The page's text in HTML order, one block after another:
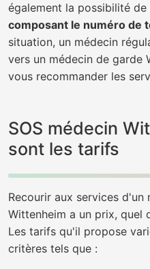
également la possibilité de
composant le numéro de
situation, un médecin
vers un médecin de garde
vous recommander les
SOS médecin
sont les tarifs
Recourir aux services d'un
Wittenheim a un prix, quel
Les tarifs qu'il propose
critères tels que :